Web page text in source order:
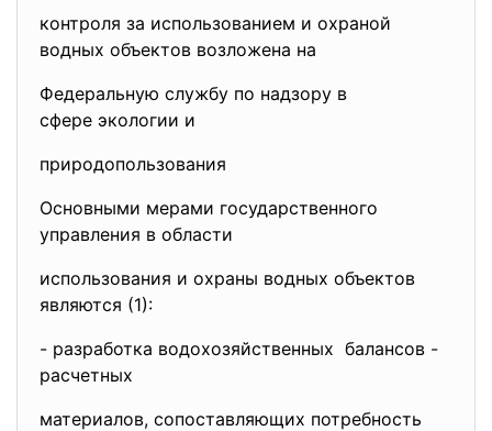
контроля за использованием и охраной
водных объектов возложена на
Федеральную службу по надзору в
сфере экологии и
природопользования
Основными мерами государственного
управления в области
использования и охраны водных объектов
являются (1):
- разработка водохозяйственных балансов -
расчетных
материалов, сопоставляющих потребность